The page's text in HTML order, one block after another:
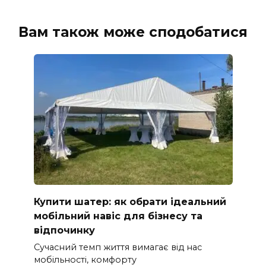
Вам також може сподобатися
Купити шатер: як обрати ідеальний
мобільний навіс для бізнесу та
відпочинку
Сучасний темп життя вимагає від нас
мобільності, комфорту